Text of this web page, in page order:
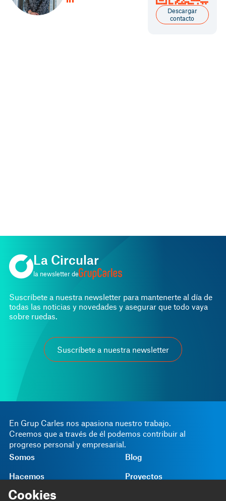
Descargar
contacto
En Grup Carles nos apasiona nuestro trabajo.
Creemos que a través de él podemos contribuir al
progreso personal y empresarial.
Somos
Hacemos
Contribuimos
Blog
Proyectos
La Circular
la newsletter de
Suscríbete a nuestra newsletter para mantenerte al día de
todas las noticias y novedades y asegurar que todo vaya
sobre ruedas.
Suscríbete a nuestra newsletter
Cookies